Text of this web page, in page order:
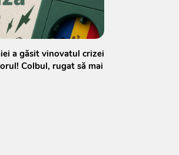
a găsit vinovatul crizei
Colbul, rugat să mai